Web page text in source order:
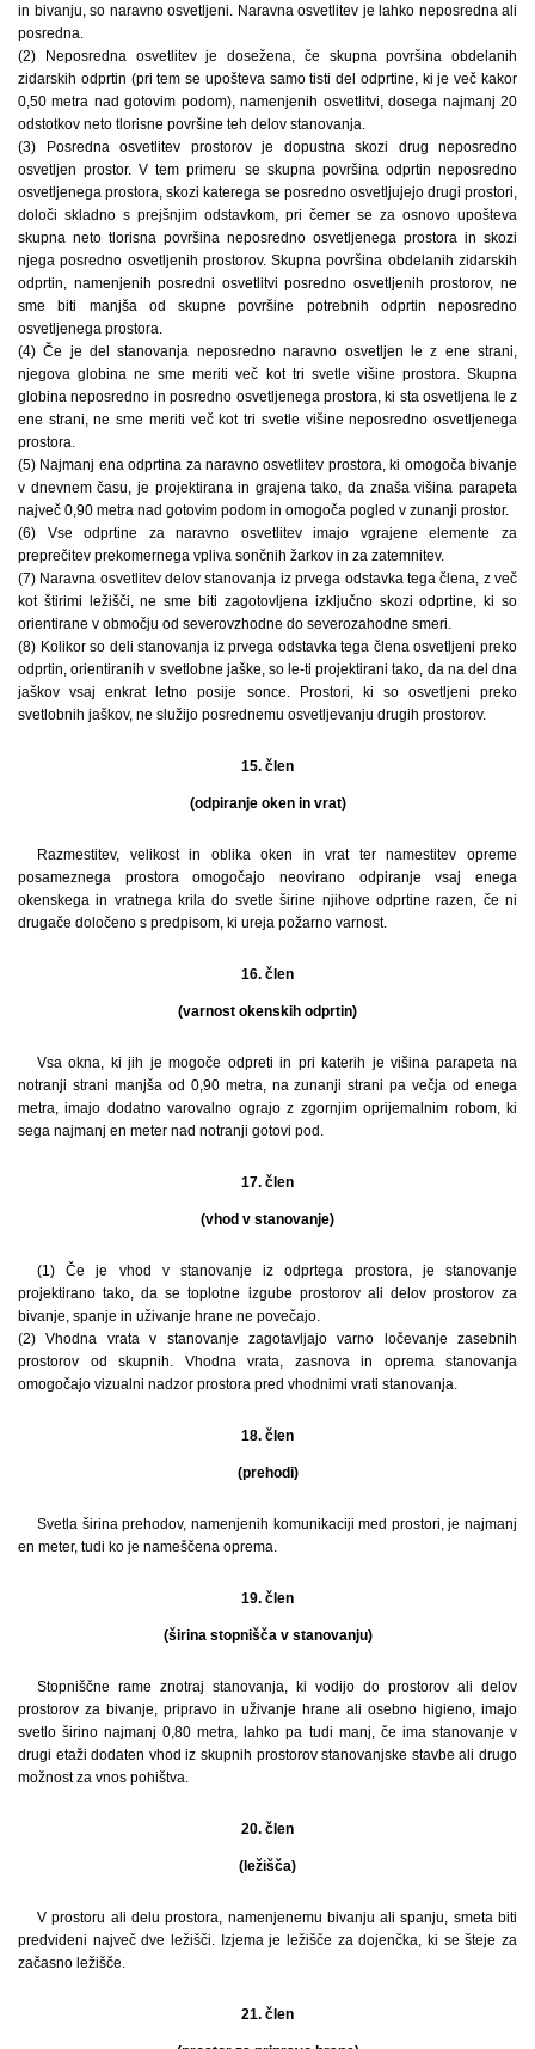
in bivanju, so naravno osvetljeni. Naravna osvetlitev je lahko neposredna ali
posredna.
(2) Neposredna osvetlitev je dosežena, če skupna površina obdelanih
zidarskih odprtin (pri tem se upošteva samo tisti del odprtine, ki je več kakor
0,50 metra nad gotovim podom), namenjenih osvetlitvi, dosega najmanj 20
odstotkov neto tlorisne površine teh delov stanovanja.
(3) Posredna osvetlitev prostorov je dopustna skozi drug neposredno
osvetljen prostor. V tem primeru se skupna površina odprtin neposredno
osvetljenega prostora, skozi katerega se posredno osvetljujejo drugi prostori,
določi skladno s prejšnjim odstavkom, pri čemer se za osnovo upošteva
skupna neto tlorisna površina neposredno osvetljenega prostora in skozi
njega posredno osvetljenih prostorov. Skupna površina obdelanih zidarskih
odprtin, namenjenih posredni osvetlitvi posredno osvetljenih prostorov, ne
sme biti manjša od skupne površine potrebnih odprtin neposredno
osvetljenega prostora.
(4) Če je del stanovanja neposredno naravno osvetljen le z ene strani,
njegova globina ne sme meriti več kot tri svetle višine prostora. Skupna
globina neposredno in posredno osvetljenega prostora, ki sta osvetljena le z
ene strani, ne sme meriti več kot tri svetle višine neposredno osvetljenega
prostora.
(5) Najmanj ena odprtina za naravno osvetlitev prostora, ki omogoča bivanje
v dnevnem času, je projektirana in grajena tako, da znaša višina parapeta
največ 0,90 metra nad gotovim podom in omogoča pogled v zunanji prostor.
(6) Vse odprtine za naravno osvetlitev imajo vgrajene elemente za
preprečitev prekomernega vpliva sončnih žarkov in za zatemnitev.
(7) Naravna osvetlitev delov stanovanja iz prvega odstavka tega člena, z več
kot štirimi ležišči, ne sme biti zagotovljena izključno skozi odprtine, ki so
orientirane v območju od severovzhodne do severozahodne smeri.
(8) Kolikor so deli stanovanja iz prvega odstavka tega člena osvetljeni preko
odprtin, orientiranih v svetlobne jaške, so le-ti projektirani tako, da na del dna
jaškov vsaj enkrat letno posije sonce. Prostori, ki so osvetljeni preko
svetlobnih jaškov, ne služijo posrednemu osvetljevanju drugih prostorov.
15. člen
(odpiranje oken in vrat)
Razmestitev, velikost in oblika oken in vrat ter namestitev opreme
posameznega prostora omogočajo neovirano odpiranje vsaj enega
okenskega in vratnega krila do svetle širine njihove odprtine razen, če ni
drugače določeno s predpisom, ki ureja požarno varnost.
16. člen
(varnost okenskih odprtin)
Vsa okna, ki jih je mogoče odpreti in pri katerih je višina parapeta na
notranji strani manjša od 0,90 metra, na zunanji strani pa večja od enega
metra, imajo dodatno varovalno ograjo z zgornjim oprijemalnim robom, ki
sega najmanj en meter nad notranji gotovi pod.
17. člen
(vhod v stanovanje)
(1) Če je vhod v stanovanje iz odprtega prostora, je stanovanje
projektirano tako, da se toplotne izgube prostorov ali delov prostorov za
bivanje, spanje in uživanje hrane ne povečajo.
(2) Vhodna vrata v stanovanje zagotavljajo varno ločevanje zasebnih
prostorov od skupnih. Vhodna vrata, zasnova in oprema stanovanja
omogočajo vizualni nadzor prostora pred vhodnimi vrati stanovanja.
18. člen
(prehodi)
Svetla širina prehodov, namenjenih komunikaciji med prostori, je najmanj
en meter, tudi ko je nameščena oprema.
19. člen
(širina stopnišča v stanovanju)
Stopniščne rame znotraj stanovanja, ki vodijo do prostorov ali delov
prostorov za bivanje, pripravo in uživanje hrane ali osebno higieno, imajo
svetlo širino najmanj 0,80 metra, lahko pa tudi manj, če ima stanovanje v
drugi etaži dodaten vhod iz skupnih prostorov stanovanjske stavbe ali drugo
možnost za vnos pohištva.
20. člen
(ležišča)
V prostoru ali delu prostora, namenjenemu bivanju ali spanju, smeta biti
predvideni največ dve ležišči. Izjema je ležišče za dojenčka, ki se šteje za
začasno ležišče.
21. člen